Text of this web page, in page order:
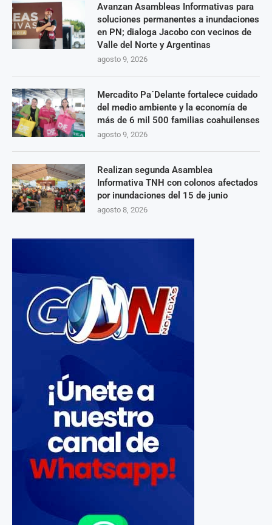
Avanzan Asambleas Informativas para
soluciones permanentes a inundaciones
en PN; dialoga Jacobo con vecinos de
Valle del Norte y Argentinas
agosto 9, 2026
Mercadito Pa´Delante fortalece cuidado
del medio ambiente y la economía de
más de 6 mil 500 familias coahuilenses
agosto 9, 2026
Realizan segunda Asamblea
Informativa TNH con colonos afectados
por inundaciones del 15 de junio
agosto 8, 2026